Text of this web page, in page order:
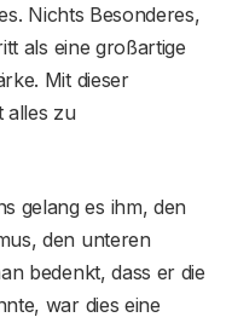
Nichts Besonderes,
als eine großartige
Mit dieser
alles zu
gelang es ihm, den
den unteren
bedenkt, dass er die
war dies eine